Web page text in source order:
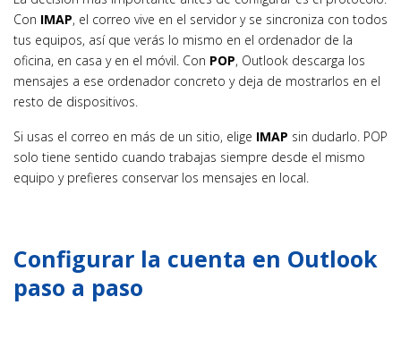
Con IMAP, el correo vive en el servidor y se sincroniza con todos
tus equipos, así que verás lo mismo en el ordenador de la
oficina, en casa y en el móvil. Con POP, Outlook descarga los
mensajes a ese ordenador concreto y deja de mostrarlos en el
resto de dispositivos.
Si usas el correo en más de un sitio, elige IMAP sin dudarlo. POP
solo tiene sentido cuando trabajas siempre desde el mismo
equipo y prefieres conservar los mensajes en local.
Configurar la cuenta en Outlook
paso a paso